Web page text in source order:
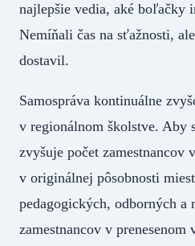
najlepšie vedia, aké boľačky
Nemíňali čas na sťažnosti,
dostavil.
Samospráva kontinuálne
v regionálnom školstve. Aby
zvyšuje počet zamestnancov
v originálnej pôsobnosti
pedagogických, odborných a
zamestnancov v prenesenom